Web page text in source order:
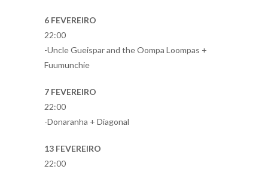
6 FEVEREIRO
22:00
-Uncle Gueispar and the Oompa Loompas +
Fuumunchie
7 FEVEREIRO
22:00
-Donaranha + Diagonal
13 FEVEREIRO
22:00